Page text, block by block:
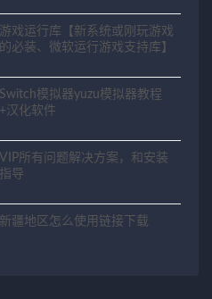
游戏运行库【新系统或刚玩游戏
的必装、微软运行游戏支持库】
Switch模拟器yuzu模拟器教程
+汉化软件
VIP所有问题解决方案，和安装
指导
新疆地区怎么使用链接下载